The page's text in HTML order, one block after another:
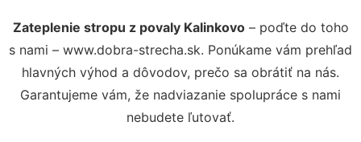
Zateplenie stropu z povaly Kalinkovo– poďte do toho
s nami – www.dobra-strecha.sk. Ponúkame vám prehľad
hlavných výhod a dôvodov, prečo sa obrátiť na nás.
Garantujeme vám, že nadviazanie spolupráce s nami
nebudete ľutovať.